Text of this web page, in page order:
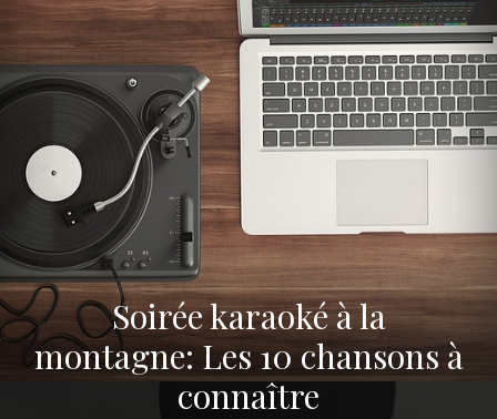
Soirée karaoké à la
montagne: Les 10 chansons à
connaître